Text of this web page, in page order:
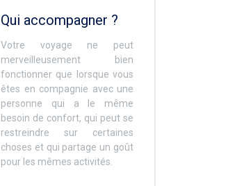
Qui accompagner ?
Votre voyage ne peut
merveilleusement bien
fonctionner que lorsque vous
êtes en compagnie avec une
personne qui a le même
besoin de confort, qui peut se
restreindre sur certaines
choses et qui partage un goût
pour les mêmes activités.